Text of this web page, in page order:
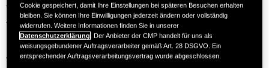
Themen rund um Ihr Transplantat ist Ihr
Transplantationszentrum der erste Anlaufpunkt. Die
dort stattfindenden regelmäßigen Nachsorgetermine,
welche dazu dienen die Gesundheit und Funktion Ihres
Cookie gespeichert, damit Ihre Einstellungen bei späteren Besuchen erhalten
bleiben. Sie können Ihre Einwilligungen jederzeit ändern oder vollständig
widerrufen. Weitere Informationen finden Sie in unserer
Datenschutzerklärung
. Der Anbieter der CMP handelt für uns als
weisungsgebundener Auftragsverarbeiter gemäß Art. 28 DSGVO. Ein
entsprechender Auftragsverarbeitungsvertrag wurde abgeschlossen.